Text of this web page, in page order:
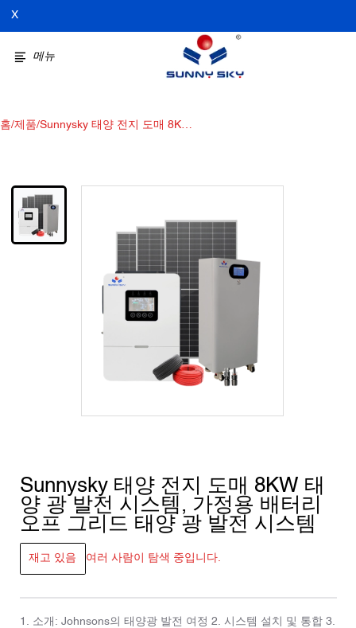
X
메뉴
홈/제품/Sunnysky 태양 전지 도매 8KW
Sunnysky 태양 전지 도매 8KW 태
양 광 발전 시스템, 가정용 배터리
오프 그리드 태양 광 발전 시스템
재고 있음 여러 사람이 탐색 중입니다.
1. 소개: Johnsons의 태양광 발전 여정 2. 시스템 설치 및 통합 3.